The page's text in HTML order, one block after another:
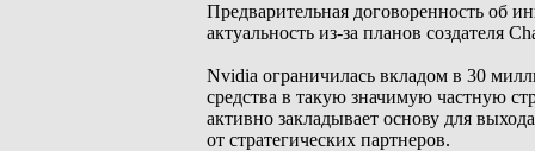
Предварительная договоренность об
актуальность из-за планов создателя
Nvidia ограничилась вкладом в 30
средства в такую значимую частную
активно закладывает основу для
от стратегических партнеров.